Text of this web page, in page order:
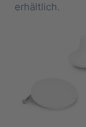
erhältlich.